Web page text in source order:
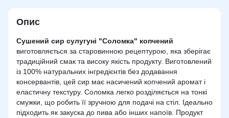
Опис
Сушений сир сулугуні "Соломка" копчений
виготовляється за старовинною рецептурою, яка зберігає
традиційний смак та високу якість продукту. Виготовлений
із 100% натуральних інгредієнтів без додавання
консервантів, цей сир має насичений копчений аромат і
еластичну текстуру. Соломка легко розділяється на тонкі
смужки, що робить її зручною для подачі на стіл. Ідеально
підходить як закуска до пива або інших напоїв. Продукт